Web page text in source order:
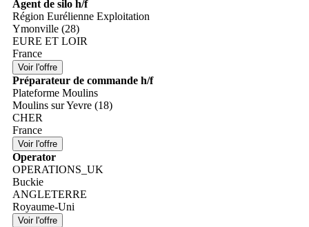
Agent de silo h/f
Région Eurélienne Exploitation
Ymonville (28)
EURE ET LOIR
France
Préparateur de commande h/f
Plateforme Moulins
Moulins sur Yevre (18)
CHER
France
Operator
OPERATIONS_UK
Buckie
ANGLETERRE
Royaume-Uni